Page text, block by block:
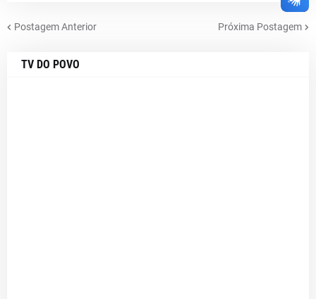
Postagem Anterior Próxima Postagem
TV DO POVO